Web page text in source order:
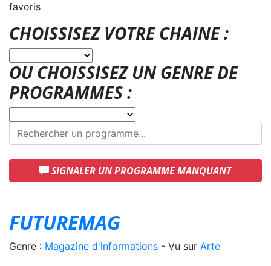
favoris
CHOISSISEZ VOTRE CHAINE :
OU CHOISSISEZ UN GENRE DE
PROGRAMMES :
SIGNALER UN PROGRAMME MANQUANT
FUTUREMAG
Genre : Magazine d'informations - Vu sur Arte